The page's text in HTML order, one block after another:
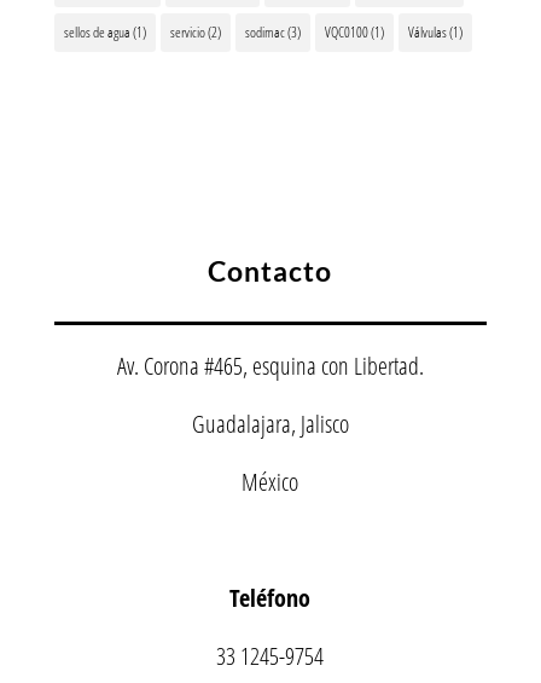
sellos de agua(1) servicio(2) sodimac(3) VQC0100(1) Válvulas(1)
Contacto
Av. Corona #465, esquina con Libertad.
Guadalajara, Jalisco
México
Teléfono
33 1245-9754